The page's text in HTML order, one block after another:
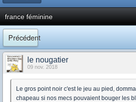
france féminine
Précédent
le nougatier
09 nov. 2018
Le gros point noir c'est le jeu au pied,
chapeau si nos mecs pouvaient bouger les